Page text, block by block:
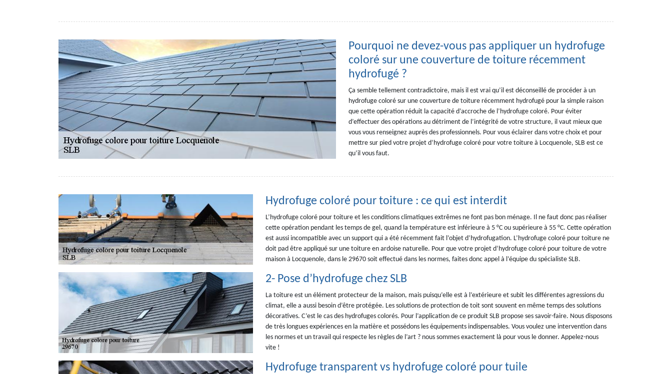
Pourquoi ne devez-vous pas appliquer un hydrofuge
coloré sur une couverture de toiture récemment
hydrofugé ?
Ça semble tellement contradictoire, mais il est vrai qu’il est déconseillé de procéder à un
hydrofuge coloré sur une couverture de toiture récemment hydrofugé pour la simple raison
que cette opération réduit la capacité d’accroche de l’hydrofuge coloré. Pour éviter
d’effectuer des opérations au détriment de l’intégrité de votre structure, il vaut mieux que
vous vous renseignez auprès des professionnels. Pour vous éclairer dans votre choix et pour
mettre sur pied votre projet d’hydrofuge coloré pour votre toiture à Locquenole, SLB est ce
qu’il vous faut.
Hydrofuge coloré pour toiture : ce qui est interdit
L’hydrofuge coloré pour toiture et les conditions climatiques extrêmes ne font pas bon ménage. Il ne faut donc pas réaliser
cette opération pendant les temps de gel, quand la température est inférieure à 5 °C ou supérieure à 55 °C. Cette opération
est aussi incompatible avec un support qui a été récemment fait l’objet d’hydrofugation. L’hydrofuge coloré pour toiture ne
doit pad être appliqué sur une toiture en ardoise naturelle. Pour que votre projet d’hydrofuge coloré pour toiture de votre
maison à Locquenole, dans le 29670 soit effectué dans les normes, faites donc appel à l’équipe du spécialiste SLB.
2- Pose d’hydrofuge chez SLB
La toiture est un élément protecteur de la maison, mais puisqu’elle est à l’extérieure et subit les différentes agressions du
climat, elle a aussi besoin d’être protégée. Les solutions de protection de toit sont souvent en même temps des solutions
décoratives. C’est le cas des hydrofuges colorés. Pour l’application de ce produit SLB propose ses savoir-faire. Nous disposons
de très longues expériences en la matière et possédons les équipements indispensables. Vous voulez une intervention dans
les normes et un travail qui respecte les règles de l’art ? nous sommes exactement là pour vous le donner. Appelez-nous
vite !
Hydrofuge transparent vs hydrofuge coloré pour tuile